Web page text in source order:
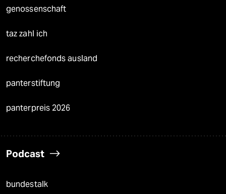
genossenschaft
taz zahl ich
recherchefonds ausland
panterstiftung
panterpreis 2026
Podcast
bundestalk